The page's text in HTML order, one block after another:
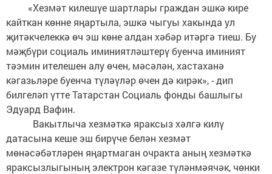
«Хезмәт килешүе шартлары граждан эшкә кире
кайткан көнне яңартыла, эшкә чыгуы хакында ул
җитәкчелеккә өч эш көне алдан хәбәр итәргә тиеш. Бу
мәҗбүри социаль иминиятләштерү буенча иминият
тәэмин ителешен алу өчен, мәсәлән, хастаханә
кәгазьләре буенча түләүләр өчен дә кирәк», - дип
билгеләп үтте Татарстан Социаль фонды башлыгы
Эдуард Вафин.
Вакытлыча хезмәткә яраксыз хәлгә килү
датасына кеше эш бирүче белән хезмәт
мөнәсәбәтләрен яңартмаган очракта аның хезмәткә
яраксызлыгының электрон кәгазе түләнмәячәк, чөнки